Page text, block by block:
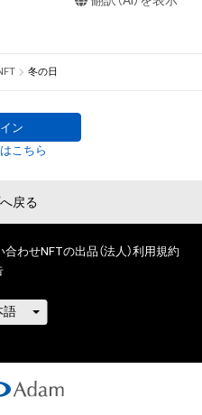
冬の日
ン
こちら
戻る
合わせNFTの出品（法人）利用規約